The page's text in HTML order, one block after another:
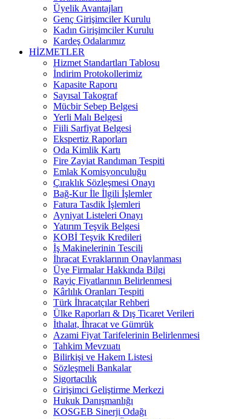
Üyelik Avantajları
Genç Girişimciler Kurulu
Kadın Girişimciler Kurulu
Kardeş Odalarımız
HİZMETLER
Hizmet Standartları Tablosu
İndirim Protokollerimiz
Kapasite Raporu
Sayısal Takograf
Mücbir Sebep Belgesi
Yerli Malı Belgesi
Fiili Sarfiyat Belgesi
Ekspertiz Raporları
Oda Kimlik Kartı
Fire Zayiat Randıman Tespiti
Emlak Komisyonculuğu
Çıraklık Sözleşmesi Onayı
Bağ-Kur İle İlgili İşlemler
Fatura Tasdik İşlemleri
Ayniyat Listeleri Onayı
Yatırım Teşvik Belgesi
KOBİ Teşvik Kredileri
İş Makinelerinin Tescili
İhracat Evraklarının Onaylanması
Üye Firmalar Hakkında Bilgi
Rayiç Fiyatlarının Belirlenmesi
Kârlılık Oranları Tespiti
Türk İhracatçılar Rehberi
Ülke Raporları & Dış Ticaret Verileri
İthalat, İhracat ve Gümrük
Azami Fiyat Tarifelerinin Belirlenmesi
Tahkim Mevzuatı
Bilirkişi ve Hakem Listesi
Sözleşmeli Bankalar
Sigortacılık
Girişimci Geliştirme Merkezi
Hukuk Danışmanlığı
KOSGEB Sinerji Odağı